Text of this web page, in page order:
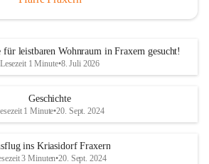
leistbaren Wohnraum in Fraxern gesucht!
Lesezeit 1 Minute•8. Juli 2026
Geschichte
1 Minute•20. Sept. 2024
ins Kriasidorf Fraxern
3 Minuten•20. Sept. 2024